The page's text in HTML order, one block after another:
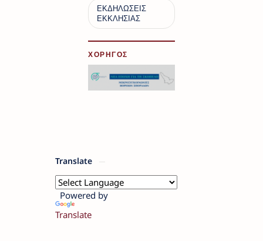
ΧΟΡΗΓΟΣ
Translate
Powered by
Translate